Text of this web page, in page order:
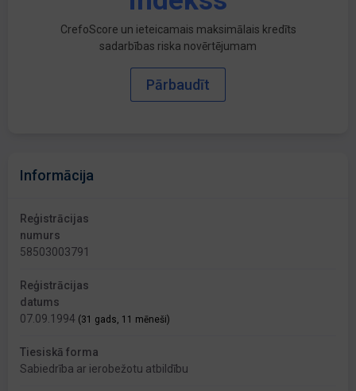
CrefoScore un ieteicamais maksimālais kredīts
sadarbības riska novērtējumam
Pārbaudīt
Informācija
Reģistrācijas
numurs
58503003791
Reģistrācijas
datums
07.09.1994 (31 gads, 11 mēneši)
Tiesiskā forma
Sabiedrība ar ierobežotu atbildību